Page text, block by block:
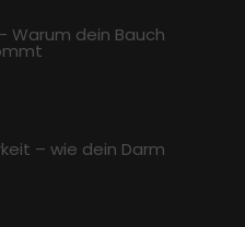
Warum dein Bauch
– wie dein Darm